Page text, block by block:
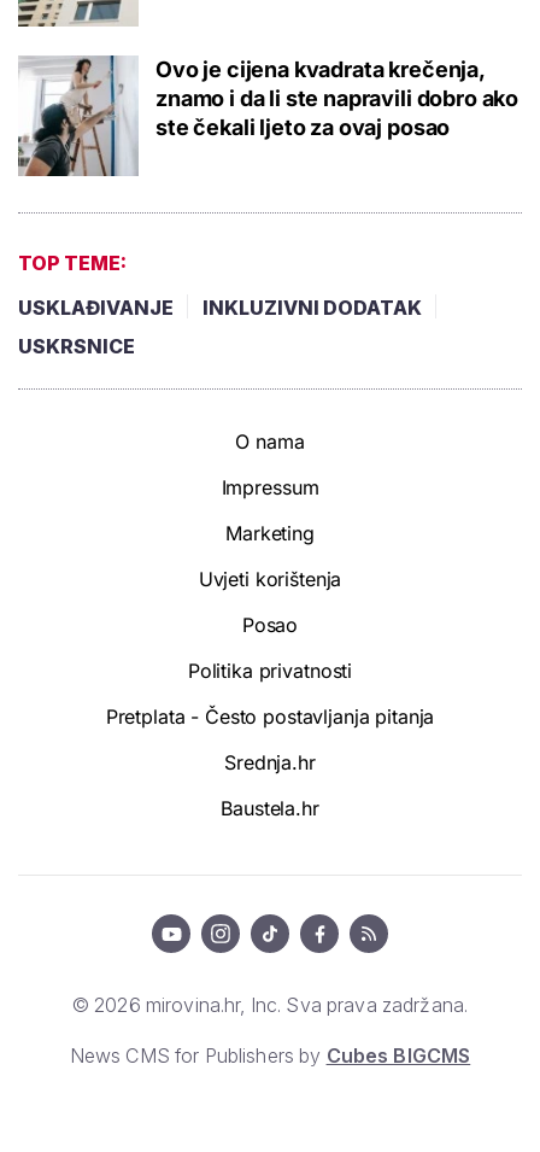
Ovo je cijena kvadrata krečenja,
znamo i da li ste napravili dobro ako
ste čekali ljeto za ovaj posao
TOP TEME:
USKLAĐIVANJE
INKLUZIVNI DODATAK
USKRSNICE
O nama
Impressum
Marketing
Uvjeti korištenja
Posao
Politika privatnosti
Pretplata - Često postavljanja pitanja
Srednja.hr
Baustela.hr
© 2026 mirovina.hr, Inc. Sva prava zadržana.
News CMS for Publishers by Cubes BIGCMS